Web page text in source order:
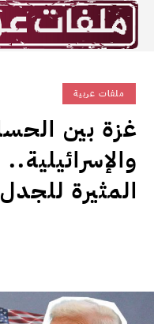
ملفات عربية
غزة بين
المثيرة للجدل